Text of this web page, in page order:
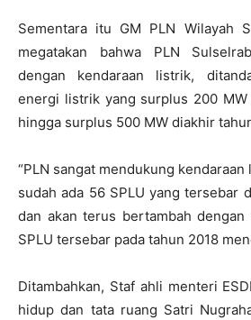
Sementara itu GM PLN Wilayah
megatakan bahwa PLN
dengan kendaraan listrik,
energi listrik yang surplus 200 MW
hingga surplus 500 MW diakhir
“PLN sangat mendukung
sudah ada 56 SPLU yang tersebar
dan akan terus bertambah
SPLU tersebar pada tahun 2018
Ditambahkan, Staf ahli menteri
hidup dan tata ruang Satri